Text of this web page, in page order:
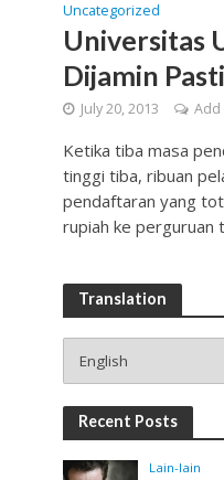
Uncategorized
Universitas
Dijamin
July 20, 2013 Add
Ketika tiba masa
tinggi tiba, ribuan
pendaftaran yang
rupiah ke perguruan
Translation
Recent Posts
Lain-lain